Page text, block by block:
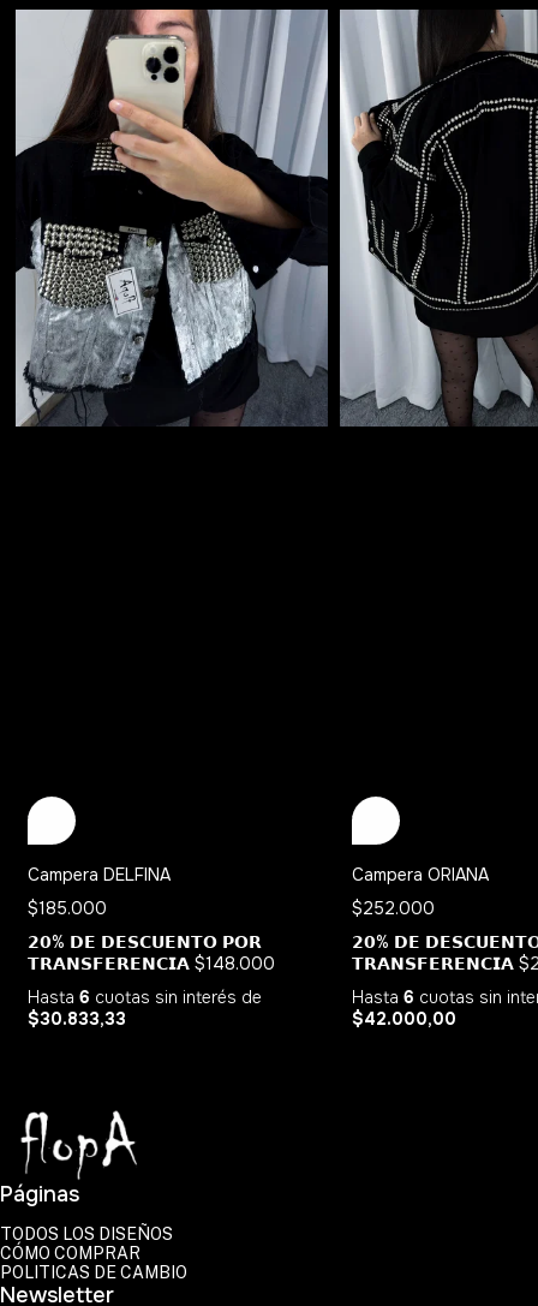
Campera DELFINA
$185.000
𝟮𝟬% 𝗗𝗘 𝗗𝗘𝗦𝗖𝗨𝗘𝗡𝗧𝗢 𝗣𝗢𝗥
𝗧𝗥𝗔𝗡𝗦𝗙𝗘𝗥𝗘𝗡𝗖𝗜𝗔 $148.000
Hasta 6 cuotas sin interés de
$30.833,33
Campera ORIANA
$252.000
𝟮𝟬% 𝗗𝗘
𝗧𝗥𝗔𝗡𝗦𝗙𝗘𝗥𝗘𝗡𝗖𝗜𝗔
Hasta6 cuotas sin
$42.000,00
Páginas
TODOS LOS DISEÑOS
CÓMO COMPRAR
POLITICAS DE CAMBIO
Newsletter